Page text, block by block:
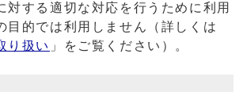
対する適切な対応を行うために利用
目的では利用しません（詳しくは
り扱い 」をご覧ください）。